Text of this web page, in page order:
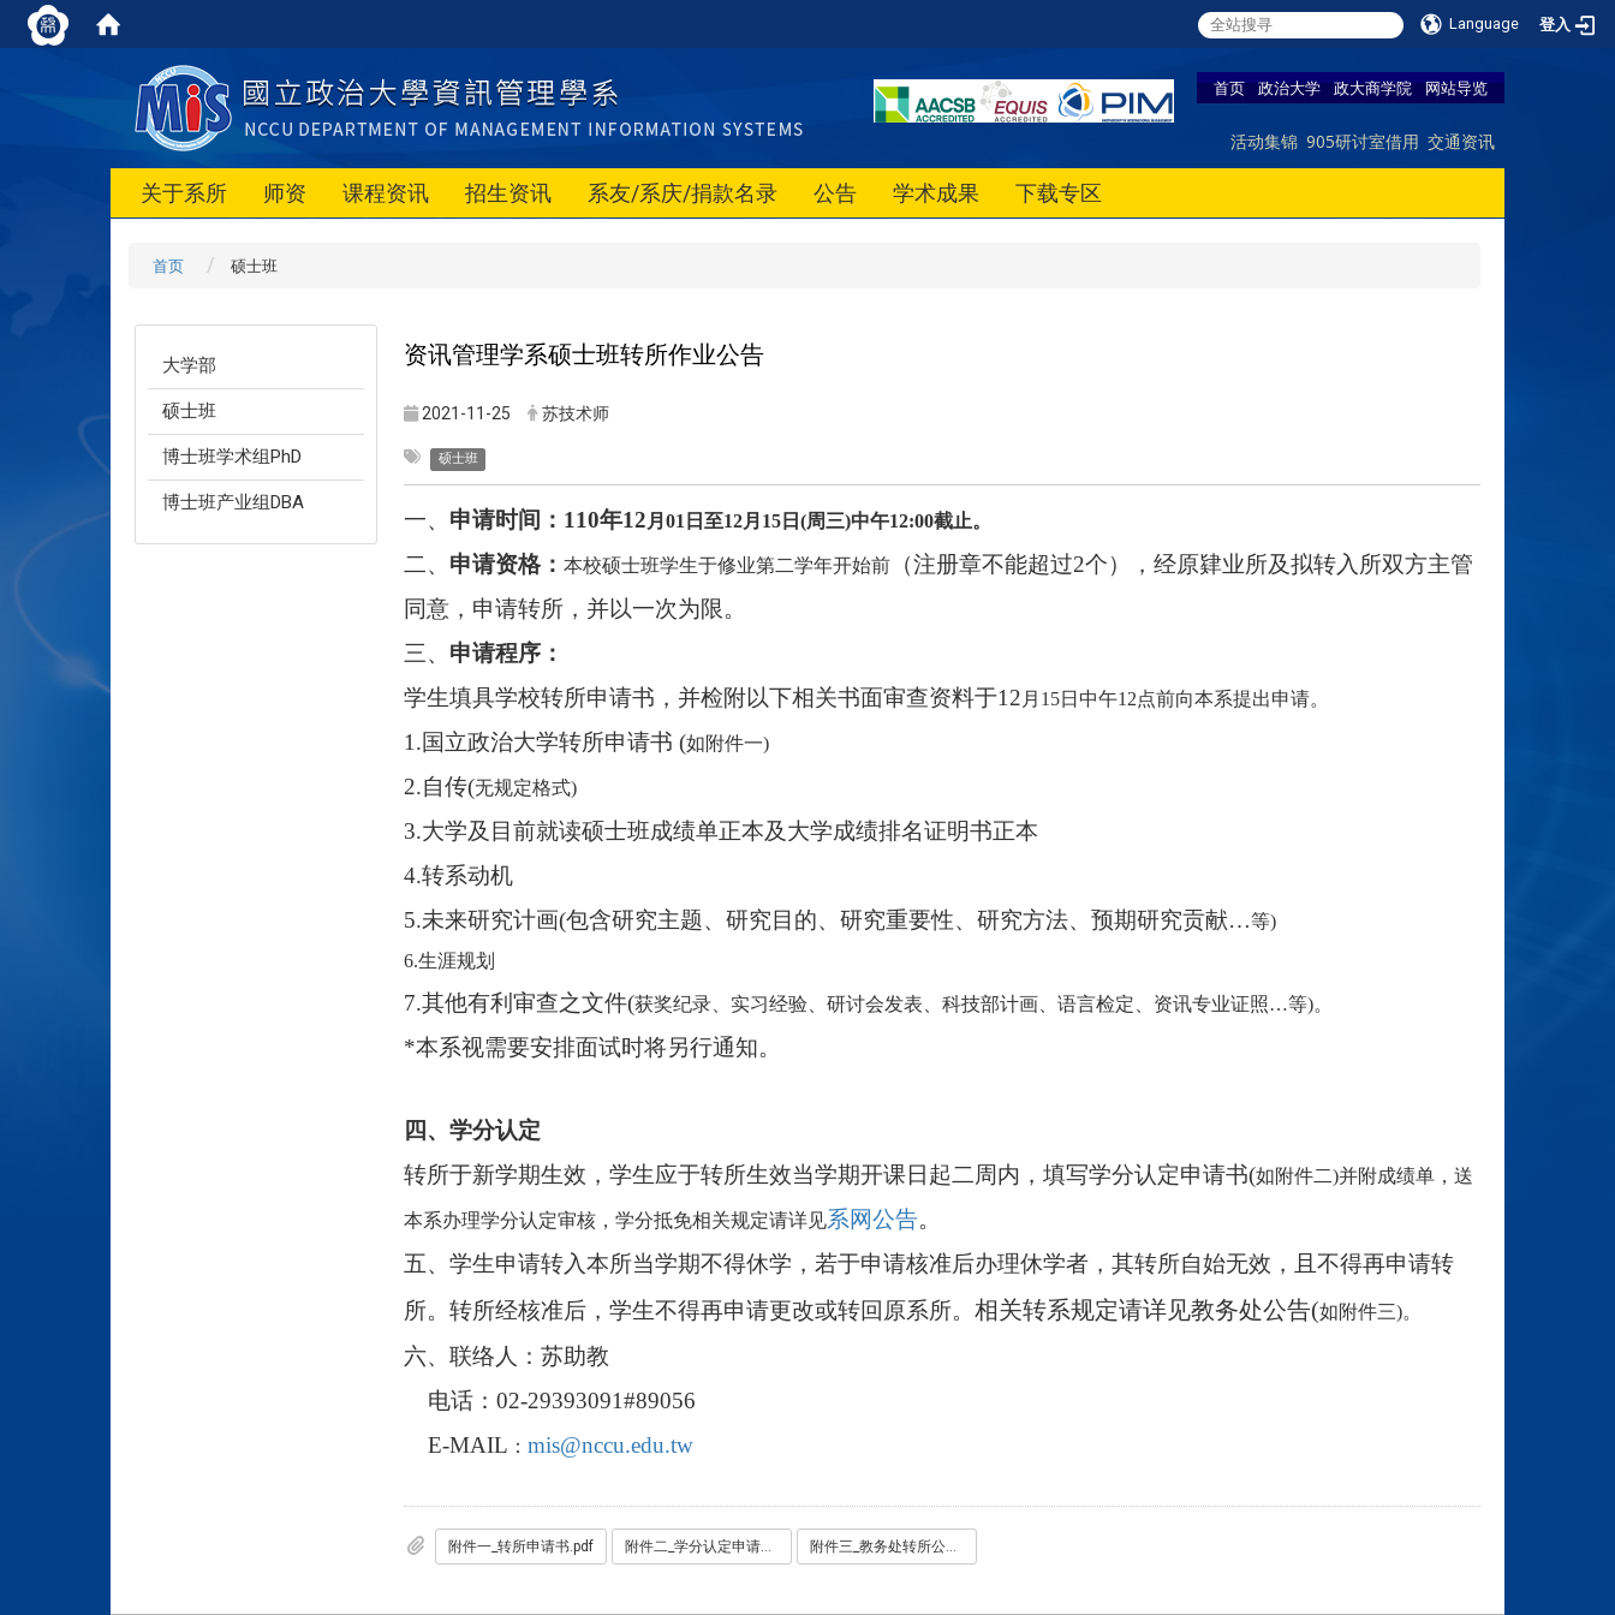
Language 登入
首页 政治大学 政大商学院 网站导览
活动集锦 905研讨室借用 交通资讯
关于系所 师资 课程资讯 招生资讯 系友/系庆/捐款名录 公告 学术成果 下载专区
首页 硕士班
大学部
硕士班
博士班学术组PhD
博士班产业组DBA
资讯管理学系硕士班转所作业公告
2021-11-25 苏技术师
硕士班
一、 申请时间：110年12 月01日至12月15 日(周三)中午12:00截止。
二、 申请资格： 本校硕士班学生于修业第二学年开始前 （注册章不能超过2个）
，经原肄业所及拟转入所双方主管
同意，申请转所，并以一次为限。
三、 申请程序：
学生填具学校转所申请书，并检附以下相关书面审查资料于12 月15日中午12点前向本系提出申请。
1.国立政治大学转所申请书 (如附件一)
2.自传(无规定格式)
3.大学及目前就读硕士班成绩单正本及大学成绩排名证明书正本
4.转系动机
5.未来研究计画(包含研究主题、研究目的、研究重要性、研究方法、预期研究贡献…等)
6.生涯规划
7.其他有利审查之文件(获奖纪录、实习经验、研讨会发表、科技部计画、语言检定、资讯专业证照…等)。
*本系视需要安排面试时将另行通知。
四、学分认定
转所于新学期生效，学生应于转所生效当学期开课日起二周内，填写学分认定申请书(如附件二)并附成绩单，送
本系办理学分认定审核，学分抵免相关规定请详见系网公告。
五、学生申请转入本所当学期不得休学，若于申请核准后办理休学者，其转所自始无效，且不得再申请转
所。转所经核准后，学生不得再申请更改或转回原系所。 相关转系规定请详见教务处公告(如附件三)。
六、 联络人：苏助教
电话：02-29393091#89056
E-MAIL ： mis@nccu.edu.tw
附件一_转所申请书.pdf 附件二_学分认定申请书.pdf 附件三_教务处转所公告.pdf